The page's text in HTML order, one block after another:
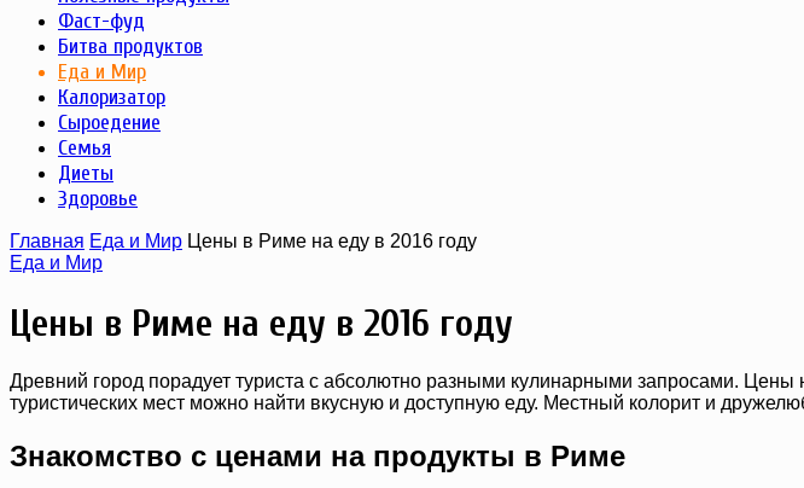
Фаст-фуд
Битва продуктов
Еда и Мир
Калоризатор
Сыроедение
Семья
Диеты
Здоровье
Главная Еда и Мир Цены в Риме на еду в 2016 году
Еда и Мир
Цены в Риме на еду в 2016 году
Древний город порадует туриста с абсолютно разными кулинарными запросами.
туристических мест можно найти вкусную и доступную еду. Местный колорит и
Знакомство с ценами на продукты в Риме